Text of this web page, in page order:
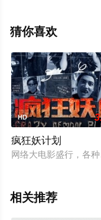
影网，更多相关信息
猜你喜欢
HD
疯狂妖计划
网络大电影盛行，各
相关推荐